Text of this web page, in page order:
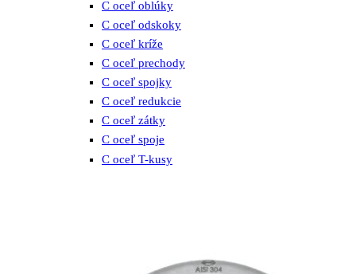
C oceľ oblúky
C oceľ odskoky
C oceľ kríže
C oceľ prechody
C oceľ spojky
C oceľ redukcie
C oceľ zátky
C oceľ spoje
C oceľ T-kusy